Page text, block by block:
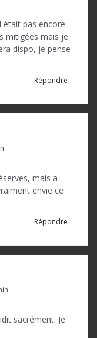
était pas encore
mitigées mais je
dispo, je pense
Répondre
mais a
envie ce
Répondre
sacrément. Je